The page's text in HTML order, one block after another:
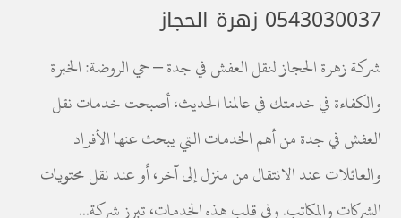
0543030037 زهرة الحجاز
شركة زهرة الحجاز لنقل العفش في جدة – حي الروضة: الخبرة
والكفاءة في خدمتك في عالمنا الحديث، أصبحت خدمات نقل
العفش في جدة من أهم الخدمات التي يبحث عنها الأفراد
والعائلات عند الانتقال من منزل إلى آخر، أو عند نقل محتويات
الشركات والمكاتب. وفي قلب هذه الخدمات، تبرز شركة...